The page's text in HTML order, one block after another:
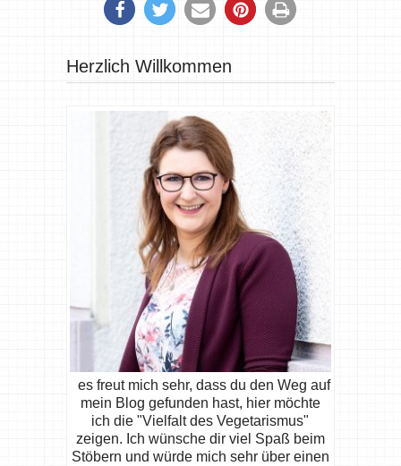
Herzlich Willkommen
es freut mich sehr, dass du den Weg auf
mein Blog gefunden hast, hier möchte
ich die "Vielfalt des Vegetarismus"
zeigen. Ich wünsche dir viel Spaß beim
Stöbern und würde mich sehr über einen